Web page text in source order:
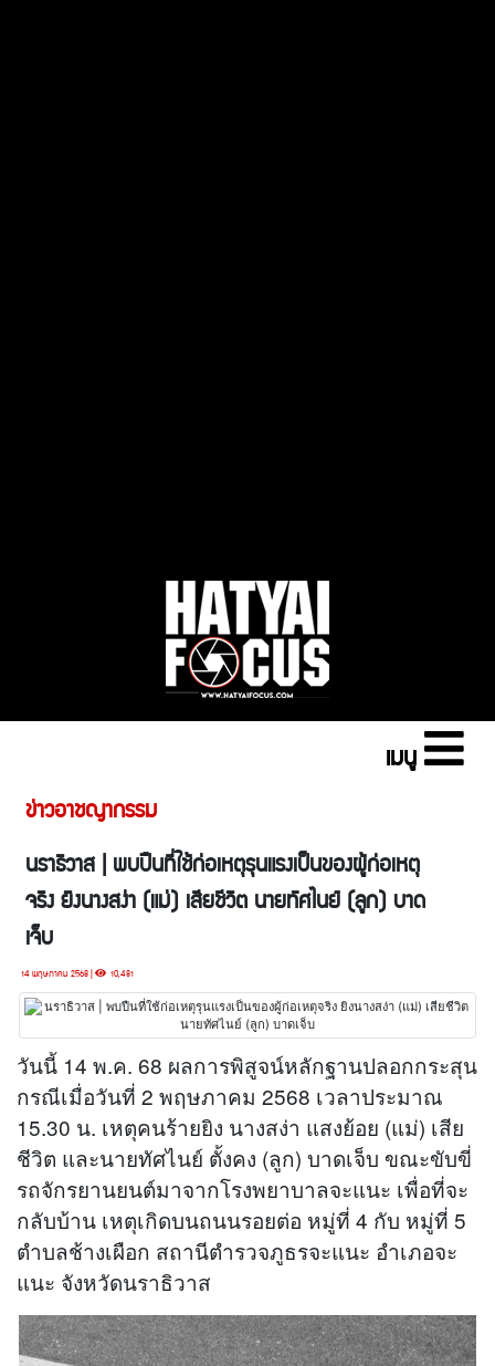
เมนู
ข่าวอาชญากรรม
นราธิวาส | พบปืนที่ใช้ก่อเหตุรุนแรงเป็นของผู้ก่อเหตุ
จริง ยิงนางสง่า (แม่) เสียชีวิต นายทัศไนย์ (ลูก) บาด
เจ็บ
14 พฤษภาคม 2568 | 10,481
วันนี้ 14 พ.ค. 68 ผลการพิสูจน์หลักฐานปลอกกระสุน
กรณีเมื่อวันที่ 2 พฤษภาคม 2568 เวลาประมาณ
15.30 น. เหตุคนร้ายยิง นางสง่า แสงย้อย (แม่) เสีย
ชีวิต และนายทัศไนย์ ตั้งคง (ลูก) บาดเจ็บ ขณะขับขี่
รถจักรยานยนต์มาจากโรงพยาบาลจะแนะ เพื่อที่จะ
กลับบ้าน เหตุเกิดบนถนนรอยต่อ หมู่ที่ 4 กับ หมู่ที่ 5
ตำบลช้างเผือก สถานีตำรวจภูธรจะแนะ อำเภอจะ
แนะ จังหวัดนราธิวาส